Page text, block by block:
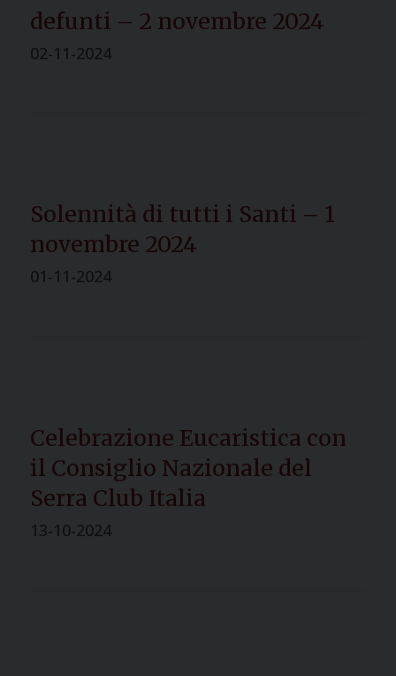
defunti – 2 novembre 2024
02-11-2024
Solennità di tutti i Santi – 1
novembre 2024
01-11-2024
Celebrazione Eucaristica con
il Consiglio Nazionale del
Serra Club Italia
13-10-2024